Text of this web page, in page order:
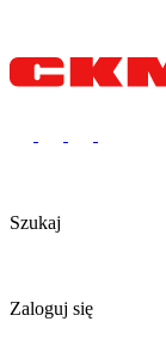
Szukaj
Zaloguj się